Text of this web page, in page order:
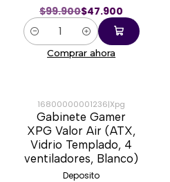
$99.900$47.900
Cantidad
Comprar ahora
-30%
16800000001236|Xpg
Gabinete Gamer
XPG Valor Air (ATX,
Vidrio Templado, 4
ventiladores, Blanco)
Deposito